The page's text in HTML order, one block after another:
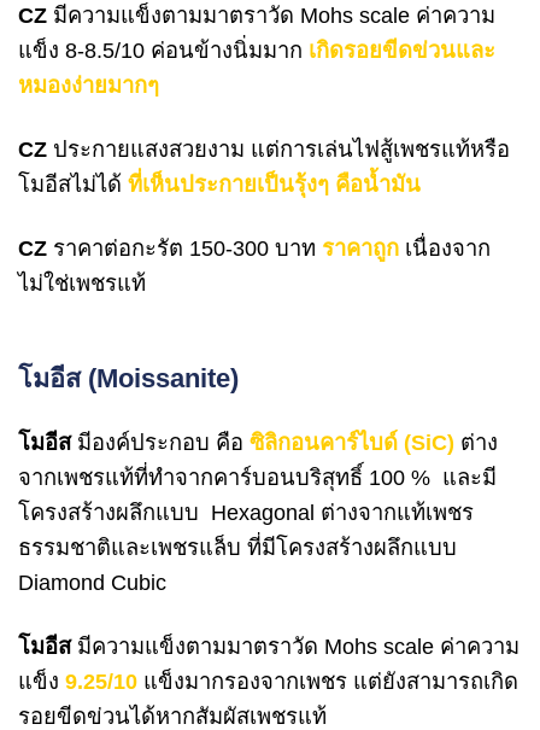
CZ มีความแข็งตามมาตราวัด Mohs scale ค่าความ
แข็ง 8-8.5/10 ค่อนข้างนิ่มมาก เกิดรอยขีดข่วนและ
หมองง่ายมากๆ
CZ ประกายแสงสวยงาม แต่การเล่นไฟสู้เพชรแท้หรือ
โมอีสไม่ได้ ที่เห็นประกายเป็นรุ้งๆ คือน้ำมัน
CZ ราคาต่อกะรัต 150-300 บาท ราคาถูก เนื่องจาก
ไม่ใช่เพชรแท้
โมอีส (Moissanite)
โมอีสมีองค์ประกอบ คือ ซิลิกอนคาร์ไบด์ (SiC) ต่าง
จากเพชรแท้ที่ทำจากคาร์บอนบริสุทธิ์ 100 % และมี
โครงสร้างผลึกแบบ Hexagonal ต่างจากแท้เพชร
ธรรมชาติและเพชรแล็บ ที่มีโครงสร้างผลึกแบบ
Diamond Cubic
โมอีสมีความแข็งตามมาตราวัด Mohs scale ค่าความ
แข็ง 9.25/10 แข็งมากรองจากเพชร แต่ยังสามารถเกิด
รอยขีดข่วนได้หากสัมผัสเพชรแท้